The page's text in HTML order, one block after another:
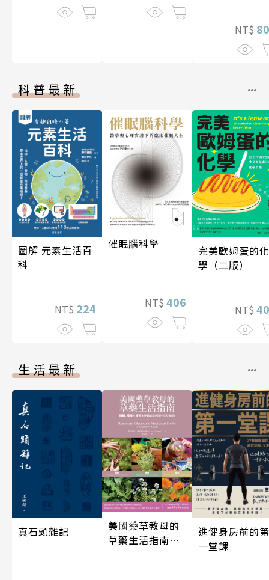
NT$
科普最新
圖解 元素生活百
科
NT$ 224
催眠腦科學
NT$ 406
完美歐姆蛋的化
學（二版）
NT$
生活最新
真石頭雜記
美國藥草教母的
草藥生活指南
進健身房前的第
一堂課